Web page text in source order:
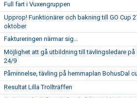
Full fart i Vuxengruppen
Upprop! Funktionärer och bakning till GO Cup
oktober
Faktureringen närmar sig...
Möjlighet att gå utbildning till tävlingsledare på
24/9
Påminnelse, tävling på hemmaplan BohusDal
Resultat Lilla Trollträffen